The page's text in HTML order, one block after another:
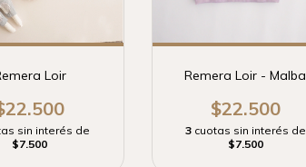
Loir
sin interés de
$7.500
Remera Loir - Malba
$22.500
3 cuotas sin interés de
$7.500